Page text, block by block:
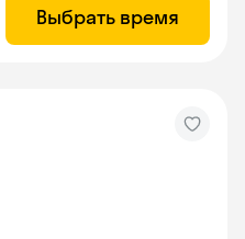
Выбрать время